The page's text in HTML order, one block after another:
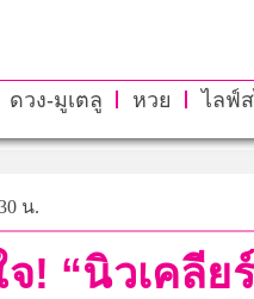
ดวง-มูเตลู หวย ไลฟ์
น.
! “นิวเคลี